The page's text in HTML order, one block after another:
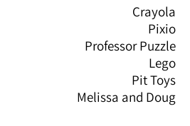
Crayola
Pixio
Professor Puzzle
Lego
Pit Toys
Melissa and Doug